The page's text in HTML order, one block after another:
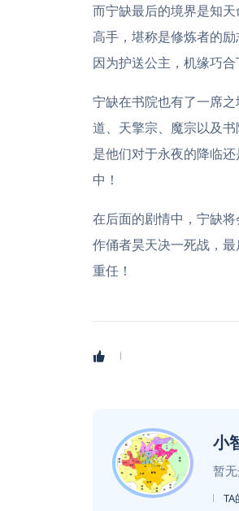
而宁缺最后的境界是知
高手，堪称是修炼者的
因为护送公主，机缘巧
宁缺在书院也有了一席
道、天擎宗、魔宗以及
是他们对于永夜的降临
中！
在后面的剧情中，宁缺
作俑者昊天决一死战，
重任！
小
暂
TA